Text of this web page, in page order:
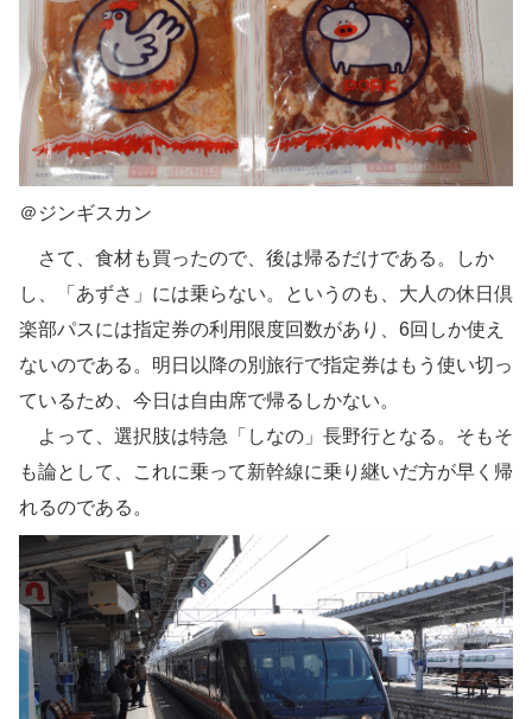
＠ジンギスカン
さて、食材も買ったので、後は帰るだけである。しか
し、「あずさ」には乗らない。というのも、大人の休日倶
楽部パスには指定券の利用限度回数があり、6回しか使え
ないのである。明日以降の別旅行で指定券はもう使い切っ
ているため、今日は自由席で帰るしかない。
よって、選択肢は特急「しなの」長野行となる。そもそ
も論として、これに乗って新幹線に乗り継いだ方が早く帰
れるのである。